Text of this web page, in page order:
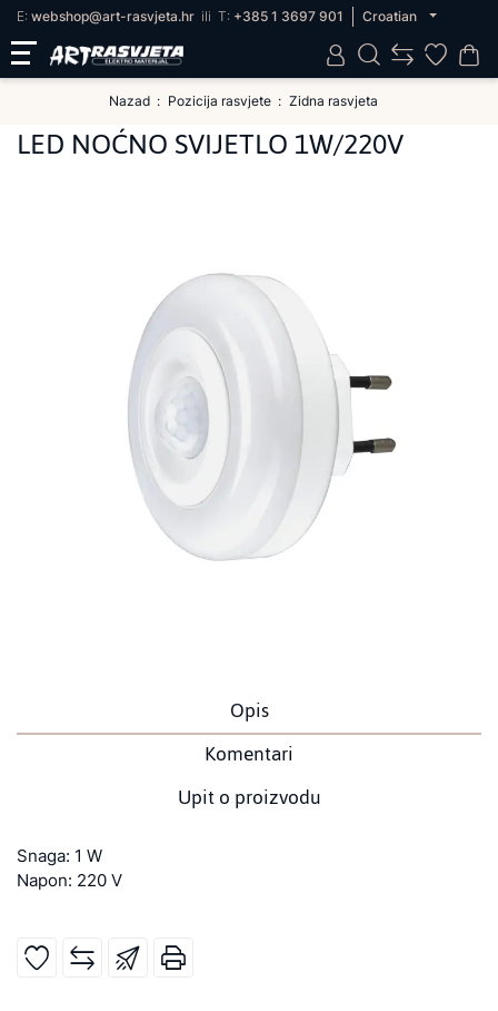
E: webshop@art-rasvjeta.hr ili T: +385 1 3697 901 Croatian
Nazad Pozicija rasvjete Zidna rasvjeta
LED NOĆNO SVIJETLO 1W/220V
Opis
Komentari
Upit o proizvodu
Snaga: 1 W
Napon: 220 V